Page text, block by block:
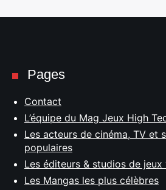
Pages
Contact
L’équipe du Mag Jeux High
Les acteurs de cinéma, TV et
populaires
Les éditeurs & studios de
Les Mangas les plus célèbres